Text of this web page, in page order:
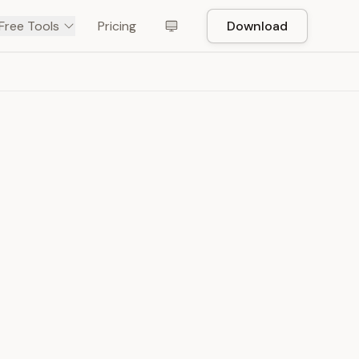
Tools Pricing Download